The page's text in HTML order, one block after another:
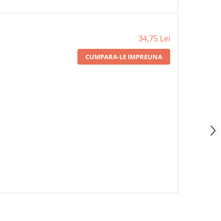
34,75 Lei
CUMPARA-LE IMPREUNA